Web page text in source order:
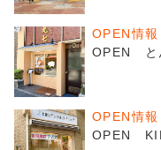
OPEN情報
OPEN と
OPEN情報
OPEN